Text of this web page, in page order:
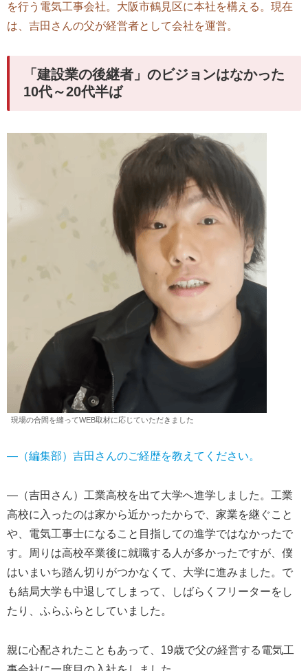
を行う電気工事会社。大阪市鶴見区に本社を構える。現在
は、吉田さんの父が経営者として会社を運営。
「建設業の後継者」のビジョンはなかった
10代～20代半ば
現場の合間を縫ってWEB取材に応じていただきました
―（編集部）吉田さんのご経歴を教えてください。
―（吉田さん）工業高校を出て大学へ進学しました。工業
高校に入ったのは家から近かったからで、家業を継ぐこと
や、電気工事士になること目指しての進学ではなかったで
す。周りは高校卒業後に就職する人が多かったですが、僕
はいまいち踏ん切りがつかなくて、大学に進みました。で
も結局大学も中退してしまって、しばらくフリーターをし
たり、ふらふらとしていました。
親に心配されたこともあって、19歳で父の経営する電気工